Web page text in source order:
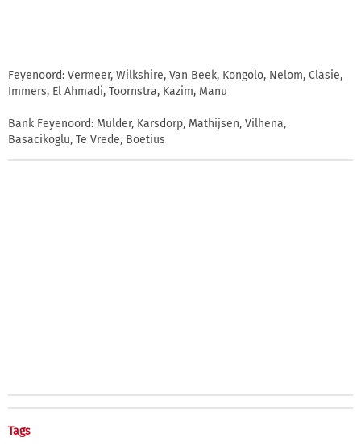
Feyenoord: Vermeer, Wilkshire, Van Beek, Kongolo, Nelom, Clasie,
Immers, El Ahmadi, Toornstra, Kazim, Manu
Bank Feyenoord: Mulder, Karsdorp, Mathijsen, Vilhena,
Basacikoglu, Te Vrede, Boetius
Tags